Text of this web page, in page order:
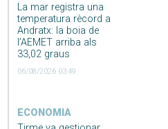
La mar registra una
temperatura rècord a
Andratx: la boia de
l’AEMET arriba als
33,02 graus
06/08/2026 03:49
ECONOMIA